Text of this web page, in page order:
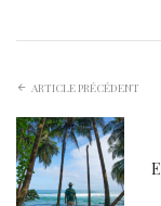
ARTICLE PRÉCÉDENT